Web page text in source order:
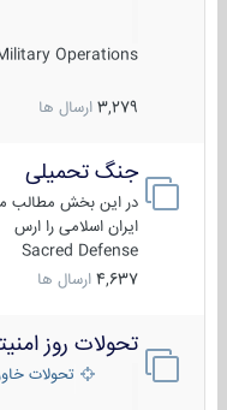
Military Operations
3,279 ارسال ها
جنگ تحمیلی
در این بخش مطالب
ایران اسلامی را ارس
Sacred Defense
4,637 ارسال ها
تحولات روز
تحولات